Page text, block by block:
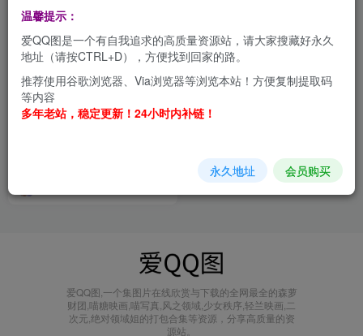
爱QQ图,一个集图片在线欣赏与下载的全网最全的森萝
财团,喵糖映画,喵写真,风之领域,少女秩序,轻兰映画,二
次元,绝对领域姐的打包合集等资源，分享高质量的资
源站。
温馨提示：
爱QQ图是一个有自我追求的高质量资源站，请大家搜藏好永久
地址（请按CTRL+D），方便找到回家的路。
推荐使用谷歌浏览器、Via浏览器等浏览本站！方便复制提取码
等内容
多年老站，稳定更新！24小时内补链！
永久地址 会员购买